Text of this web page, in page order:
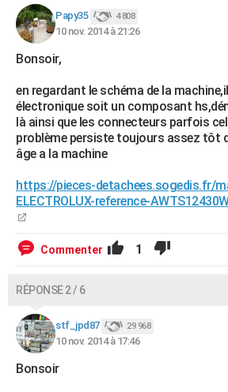
S'inscrire
Se connecter
Lycées
Collèges
Primaires
Universités
Entreprises
Service militaire
Avis de recherche
AVIS DE DÉCÈS
FORUM
Papy35 4 808
10 nov. 2014 à 21:26
Bonsoir,
en regardant le schéma de la
électronique soit un composant
là ainsi que les connecteurs parfois
problème persiste toujours assez tôt
âge a la machine
https://pieces-detachees.sogedis.fr/
ELECTROLUX-reference-
Commenter 1
RÉPONSE 2 / 6
stf_jpd87 29 968
10 nov. 2014 à 17:46
Bonsoir